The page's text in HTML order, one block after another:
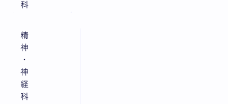
科
精
神
・
神
経
科